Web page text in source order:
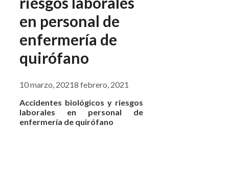
en personal de
enfermería de
quirófano
10 marzo, 20218 febrero, 2021
Accidentes biológicos y riesgos
laborales en personal de
enfermería de quirófano